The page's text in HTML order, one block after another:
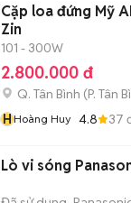
Cặp loa đứng Mỹ
Zin
101 - 300W
2.800.000 đ
Q. Tân Bình (P. Tân
HHoàng Huy 4.8 37
Lò vi sóng